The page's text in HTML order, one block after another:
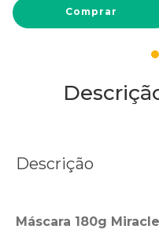
Comprar
Descrição
Máscara 180g